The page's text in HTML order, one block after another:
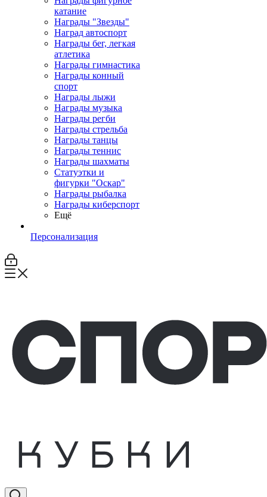
катание
Награды "Звезды"
Наград автоспорт
Награды бег, легкая
атлетика
Награды гимнастика
Награды конный
спорт
Награды лыжи
Награды музыка
Награды регби
Награды стрельба
Награды танцы
Награды теннис
Награды шахматы
Статуэтки и
фигурки "Оскар"
Награды рыбалка
Награды киберспорт
Ещё
Персонализация